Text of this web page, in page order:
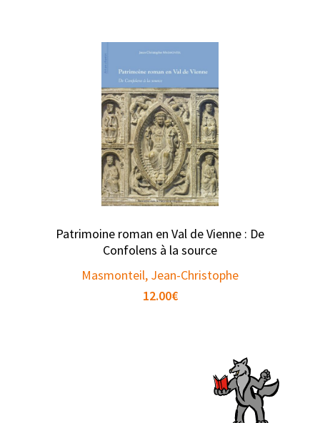
Patrimoine roman en Val de Vienne : De
Confolens à la source
Masmonteil, Jean-Christophe
12.00€